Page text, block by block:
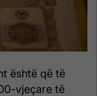
është që të
vjeçare të